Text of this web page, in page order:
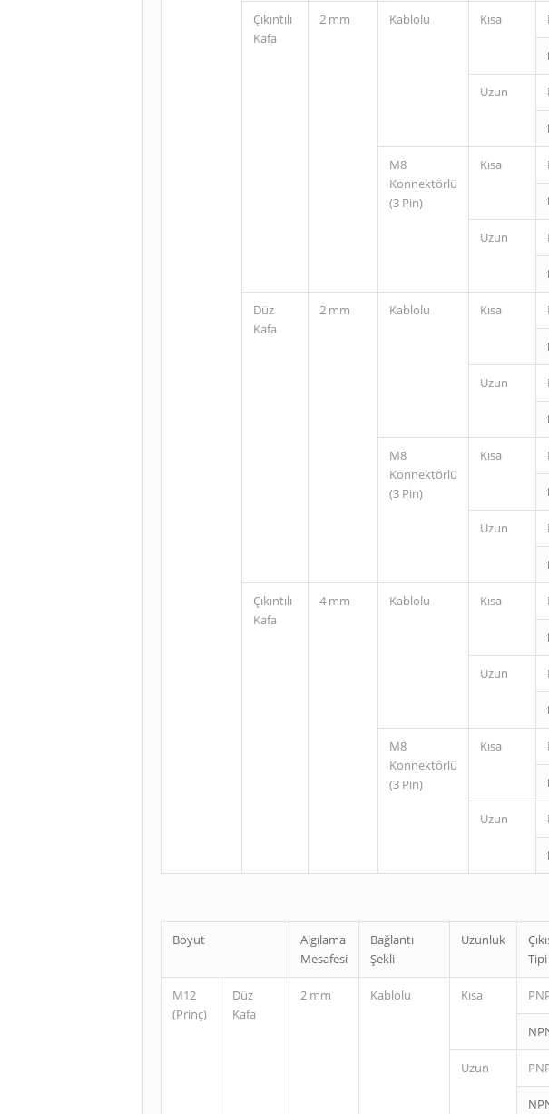
Çıkıntılı
Kafa
2 mm Kablolu Kısa
Uzun
M8
Konnektörlü
(3 Pin)
Kısa
Uzun
Düz
Kafa
2 mm Kablolu Kısa
Uzun
M8
Konnektörlü
(3 Pin)
Kısa
Uzun
Çıkıntılı
Kafa
4 mm Kablolu Kısa
Uzun
M8
Konnektörlü
(3 Pin)
Kısa
Uzun
Boyut
Algılama
Mesafesi
Bağlantı
Şekli
Uzunluk
Tipi
M12
(Prinç)
Düz
Kafa
2 mm Kablolu Kısa
Uzun